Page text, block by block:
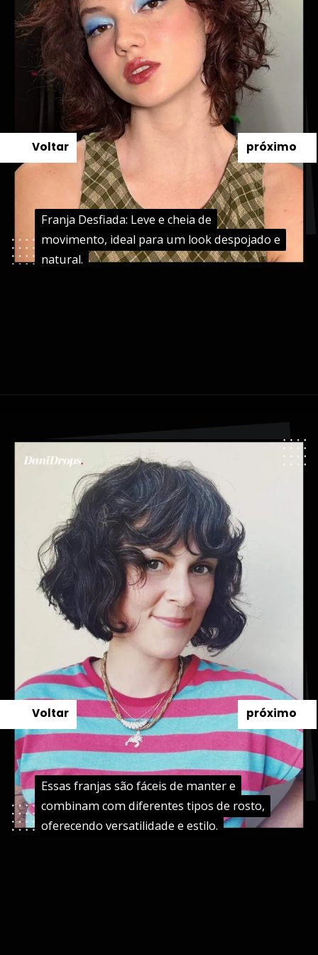
Franja Desfiada: Leve e cheia de
movimento, ideal para um look despojado e
natural.
Franja Desfiada: Leve e cheia de
movimento, ideal para um look despojado e
natural.
próximo
Voltar
Essas franjas são fáceis de manter e
combinam com diferentes tipos de rosto,
oferecendo versatilidade e estilo.
Essas franjas são fáceis de manter e
combinam com diferentes tipos de rosto,
oferecendo versatilidade e estilo.
próximo
Voltar